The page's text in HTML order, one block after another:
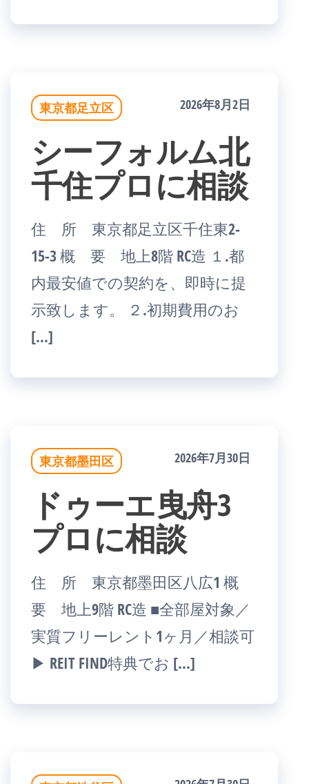
東京都足立区 2026年8月2日
シーフォルム北
千住プロに相談
住 所 東京都足立区千住東2-
15-3 概 要 地上8階 RC造 １.都
内最安値での契約を、即時に提
示致します。 ２.初期費用のお
[…]
東京都墨田区 2026年7月30日
ドゥーエ曳舟3
プロに相談
住 所 東京都墨田区八広1 概
要 地上9階 RC造 ■全部屋対象／
実質フリーレント1ヶ月／相談可
▶ REIT FIND特典でお […]